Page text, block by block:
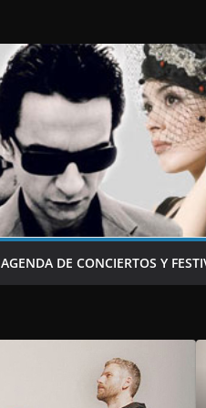
AGENDA DE CONCIERTOS Y